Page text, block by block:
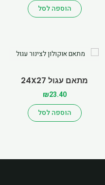
הוספה לסל
מתאם עגול 24X27
₪23.40
הוספה לסל